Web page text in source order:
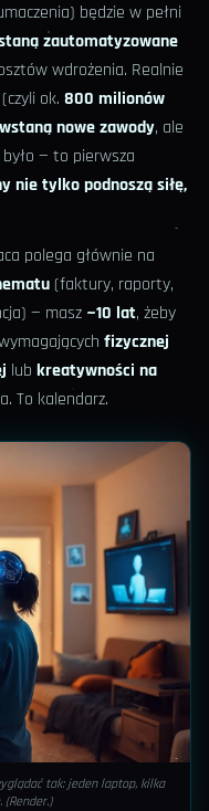
będzie w pełni
zautomatyzowane
wdrożenia. Realnie
ok. 800 milionów
nowe zawody, ale
— to pierwsza
nie tylko podnoszą siłę,
polega głównie na
(faktury, raporty,
— masz ~10 lat, żeby
fizycznej
lub kreatywności na
To kalendarz.
tak: jeden laptop, kilka